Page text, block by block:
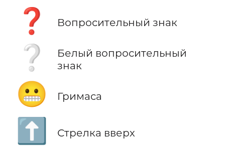
❓ Вопросительный знак
❔
Белый вопросительный
знак
😬 Гримаса
⬆️ Стрелка вверх